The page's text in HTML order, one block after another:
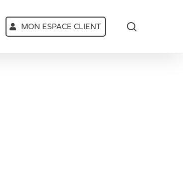
MON ESPACE CLIENT